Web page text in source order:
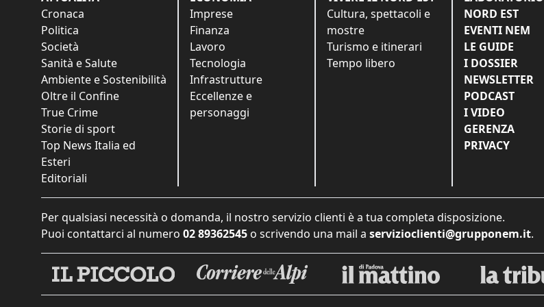
Cronaca
Politica
Società
Sanità e Salute
Ambiente e Sostenibilità
Oltre il Confine
True Crime
Storie di sport
Top News Italia ed
Esteri
Editoriali
Imprese
Finanza
Lavoro
Tecnologia
Infrastrutture
Eccellenze e
personaggi
Cultura, spettacoli e
mostre
Turismo e itinerari
Tempo libero
NORD EST
EVENTI NEM
LE GUIDE
I DOSSIER
NEWSLETTER
PODCAST
I VIDEO
GERENZA
PRIVACY
Per qualsiasi necessità o domanda, il nostro servizio clienti è a tua completa disposizione.
Puoi contattarci al numero 02 89362545 o scrivendo una mail a servizioclienti@grupponem.it.